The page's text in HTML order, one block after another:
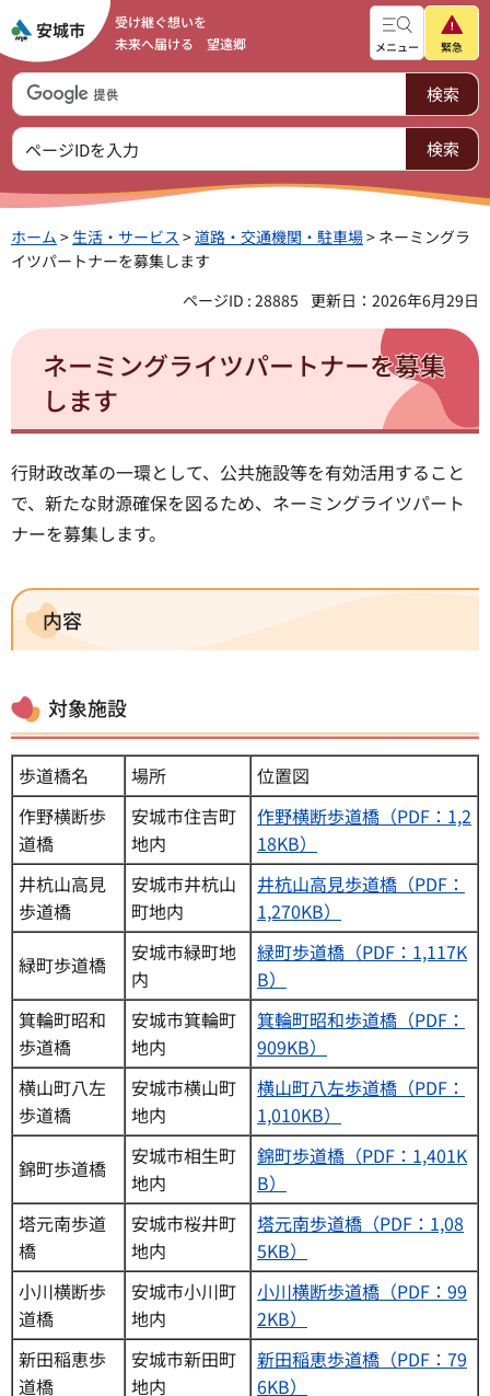
受け継ぐ想いを
未来へ届ける 望遠郷
メニュー 緊急
ホーム > 生活・サービス >道路・交通機関・駐車場> ネーミングラ
イツパートナーを募集します
ページID : 28885
更新日：2026年6月29日
ネーミングライツパートナーを募集
します
行財政改革の一環として、公共施設等を有効活用すること
で、新たな財源確保を図るため、ネーミングライツパート
ナーを募集します。
内容
対象施設
歩道橋名 場所
位置図
作野横断歩
道橋
安城市住吉町
地内
作野横断歩道橋（PDF：1,2
18KB）
井杭山高見
歩道橋
安城市井杭山
町地内
井杭山高見歩道橋（PDF：
1,270KB）
緑町歩道橋
安城市緑町地
内
緑町歩道橋（PDF：1,117K
B）
箕輪町昭和
歩道橋
安城市箕輪町
地内
箕輪町昭和歩道橋（PDF：
909KB）
横山町八左
歩道橋
安城市横山町
地内
横山町八左歩道橋（PDF：
1,010KB）
錦町歩道橋
安城市相生町
地内
錦町歩道橋（PDF：1,401K
B）
塔元南歩道
橋
安城市桜井町
地内
塔元南歩道橋（PDF：1,08
5KB）
小川横断歩
道橋
安城市小川町
地内
小川横断歩道橋（PDF：99
2KB）
新田稲恵歩
道橋
安城市新田町
地内
新田稲恵歩道橋（PDF：79
6KB）